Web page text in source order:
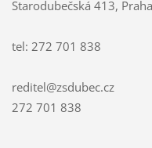
Starodubečská 413,
tel: 272 701 838
reditel@zsdubec.cz
272 701 838